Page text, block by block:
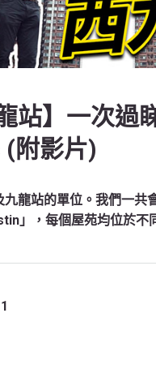
站】一次
附影片)
龍站的單位。我們一共
」，每個屋苑均位於不
1